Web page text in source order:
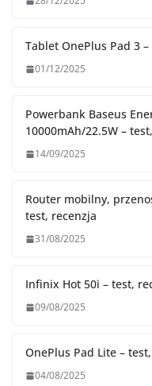
Tablet OnePlus Pad 3
01/12/2025
Powerbank Baseus
10000mAh/22.5W –
14/09/2025
Router mobilny,
test, recenzja
31/08/2025
Infinix Hot 50i – test,
09/08/2025
OnePlus Pad Lite –
04/08/2025